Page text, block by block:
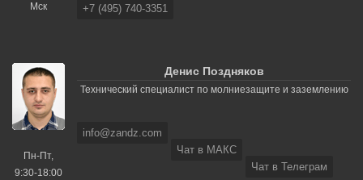
Мск
+7 (495) 740-3351
Пн-Пт,
9:30-18:00
Денис Поздняков
Технический специалист по молниезащите и заземлению
info@zandz.com
Чат в МАКС
Чат в Телеграм